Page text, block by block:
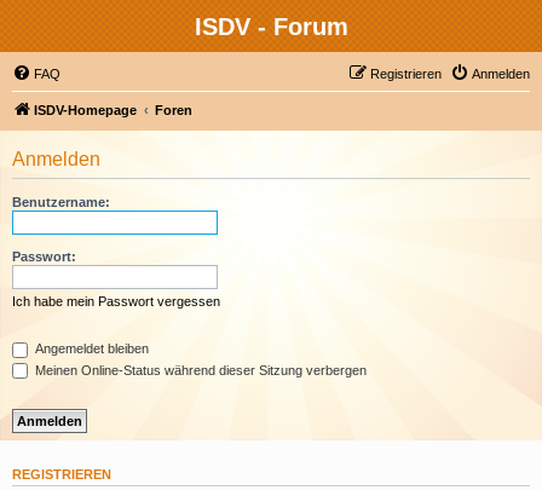
ISDV - Forum
FAQ Anmelden
Registrieren
ISDV-Homepage Foren
Anmelden
Benutzername:
Passwort:
Ich habe mein Passwort vergessen
Angemeldet bleiben
Meinen Online-Status während dieser Sitzung verbergen
REGISTRIEREN